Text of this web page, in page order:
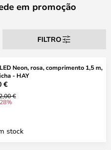
em promoção
FILTRO
Neon, rosa, comprimento 1,5 m,
- HAY
€
€
stock